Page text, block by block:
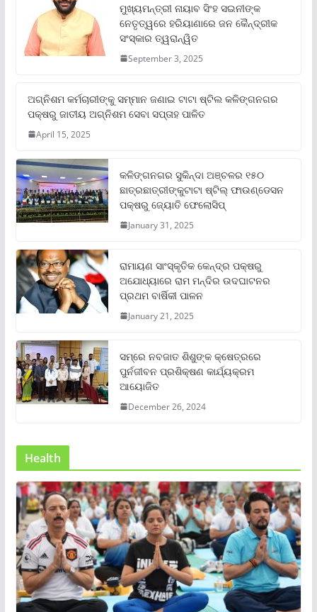
ମୁଖ୍ୟମନ୍ତ୍ରୀ ନାୟାବ ସିଂହ ସଇନୀଙ୍କ
ନେତୃତ୍ୱରେ ହରିୟାଣାରେ ଜନ କୈନ୍ଦ୍ରୀକ
ସଂସ୍କାର ତ୍ୱରାନ୍ୱିତ
September 3, 2025
ଅଗ୍ନିଶମ କର୍ମଚାରୀଙ୍କୁ ସମ୍ମାନ ଜଣାଇ ଟାଟା ଷ୍ଟିଲ କଳିଙ୍ଗନଗର
ପକ୍ଷରୁ ଜାତୀୟ ଅଗ୍ନିଶମ ସେବା ସପ୍ତାହ ପାଳିତ
April 15, 2025
କଳିଙ୍ଗନଗର ସୁକିନ୍ଦା ଅଞ୍ଚଳର ୧୫୦
ଛାତ୍ରଛାତ୍ରୀଙ୍କୁଟାଟା ଷ୍ଟିଲ୍ ଫାଉଣ୍ଡେସନ
ପକ୍ଷରୁ ଜ୍ୟୋତି ଫେଲୋସିପ୍‌
January 31, 2025
ରାମାୟଣ ସାଂସ୍କୃତିକ କେନ୍ଦ୍ର ପକ୍ଷରୁ
ଅଯୋଧ୍ୟାରେ ରାମ ମନ୍ଦିର ଉଦଘାଟନର
ପ୍ରଥମ ବାର୍ଷିକୀ ପାଳନ
January 21, 2025
ସମ୍‌ରେ ନବଜାତ ଶିଶୁଙ୍କ କ୍ଷେତ୍ରରେ
ପୁର୍ନଜୀବନ ପ୍ରଶିକ୍ଷଣ କାର୍ଯ୍ୟକ୍ରମ
ଆୟୋଜିତ
December 26, 2024
Health